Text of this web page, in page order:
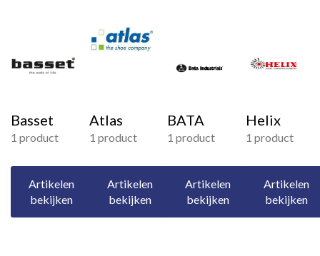
Basset
1 product
Artikelen
bekijken
Atlas
1 product
Artikelen
bekijken
BATA
1 product
Artikelen
bekijken
Helix
1 product
Artikelen
bekijken